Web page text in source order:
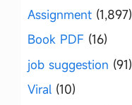
Assignment (1,897)
Book PDF (16)
job suggestion (91)
Viral (10)